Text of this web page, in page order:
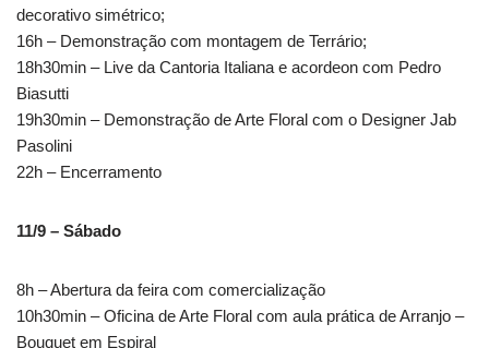
decorativo simétrico;
16h – Demonstração com montagem de Terrário;
18h30min – Live da Cantoria Italiana e acordeon com Pedro
Biasutti
19h30min – Demonstração de Arte Floral com o Designer Jab
Pasolini
22h – Encerramento
11/9 – Sábado
8h – Abertura da feira com comercialização
10h30min – Oficina de Arte Floral com aula prática de Arranjo –
Bouquet em Espiral